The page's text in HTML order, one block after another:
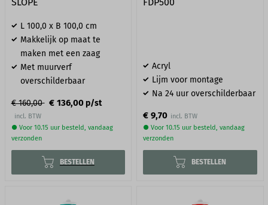
L 100,0 x B 100,0 cm
Makkelijk op maat te
maken met een zaag
Met muurverf
overschilderbaar
€ 160,00 € 136,00p/st
incl. BTW
● Voor 10.15 uur besteld, vandaag
verzonden
BESTELLEN
Acryl
Lijm voor montage
Na 24 uur overschilderbaar
€ 9,70
● Voor 10.15 uur besteld, vandaag
verzonden
BESTELLEN